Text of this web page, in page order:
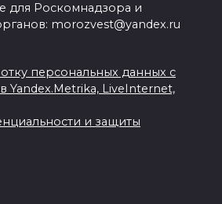
для Роскомнадзора и
morozvest@yandex.ru
персональных данных с
LiveInternet,
и защиты